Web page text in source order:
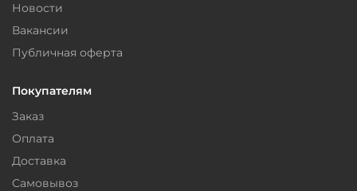
Новости
Вакансии
Публичная оферта
Покупателям
Заказ
Оплата
Доставка
Самовывоз